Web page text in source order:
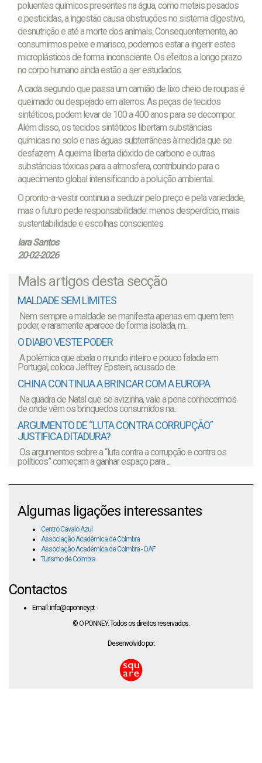
poluentes químicos presentes na água, como metais pesados
e pesticidas, a ingestão causa obstruções no sistema digestivo,
desnutrição e até a morte dos animais. Consequentemente, ao
consumirmos peixe e marisco, podemos estar a ingerir estes
microplásticos de forma inconsciente. Os efeitos a longo prazo
no corpo humano ainda estão a ser estudados.
A cada segundo que passa um camião de lixo cheio de roupas é
queimado ou despejado em aterros. As peças de tecidos
sintéticos, podem levar de 100 a 400 anos para se decompor.
Além disso, os tecidos sintéticos libertam substâncias
químicas no solo e nas águas subterrâneas à medida que se
desfazem. A queima liberta dióxido de carbono e outras
substâncias tóxicas para a atmosfera, contribuindo para o
aquecimento global intensificando a poluição ambiental.
O pronto-a-vestir continua a seduzir pelo preço e pela variedade,
mas o futuro pede responsabilidade: menos desperdício, mais
sustentabilidade e escolhas conscientes.
Iara Santos
20-02-2026
Mais artigos desta secção
MALDADE SEM LIMITES
Nem sempre a maldade se manifesta apenas em quem tem
poder, e raramente aparece de forma isolada, m...
O DIABO VESTE PODER
A polémica que abala o mundo inteiro e pouco falada em
Portugal, coloca Jeffrey Epstein, acusado de...
CHINA CONTINUA A BRINCAR COM A EUROPA
Na quadra de Natal que se avizinha, vale a pena conhecermos
de onde vêm os brinquedos consumidos na...
ARGUMENTO DE “LUTA CONTRA CORRUPÇÃO”
JUSTIFICA DITADURA?
Os argumentos sobre a “luta contra a corrupção e contra os
políticos” começam a ganhar espaço para ...
Algumas ligações interessantes
Centro Cavalo Azul
Associação Académica de Coimbra
Associação Académica de Coimbra - OAF
Turismo de Coimbra
Contactos
Email: info@oponney.pt
© O PONNEY. Todos os direitos reservados.
Desenvolvido por: